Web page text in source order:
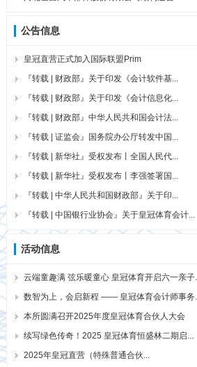
公告信息
皇冠直营正式加入国际联盟Prim
『转载 | 财政部』关于印发《会计软件基...
『转载 | 财政部』关于印发《会计信息化...
『转载 | 财政部』中华人民共和国会计法...
『转载 | 证监会』国务院办公厅转发中国...
『转载 | 新华社』受权发布丨全国人民代...
『转载 | 新华社』受权发布丨李强签署国...
『转载 | 中华人民共和国财政部』关于印...
『转载 | 中国银行业协会』关于皇冠体育会计...
活动信息
云端童趣满 弦乐暖童心 皇冠体育开启六一亲子...
数智为上，会启新程 —— 皇冠体育会计师事务...
本所圆满召开2025年度皇冠体育合伙人大会
续写绿色传奇！2025 皇冠体育恒盛林二期启...
2025年皇冠直营（特殊普通合伙...